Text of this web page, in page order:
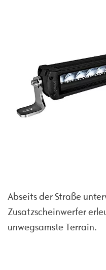
Abseits der Straße
Zusatzscheinwerfer
unwegsamste Terrain.